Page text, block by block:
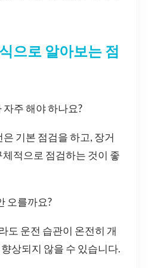
으로 알아보는 점
주 해야 하나요?
기본 점검을 하고, 장거
적으로 점검하는 것이 좋
오를까요?
도 운전 습관이 온전히 개
상되지 않을 수 있습니다.